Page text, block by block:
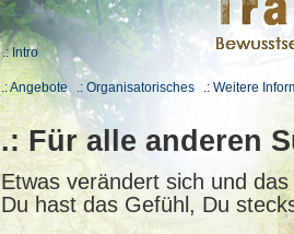
.: Intro
.: Angebote .: Organisatorisches .: Weitere
.: Für alle anderen
Etwas verändert sich und
Du hast das Gefühl, Du